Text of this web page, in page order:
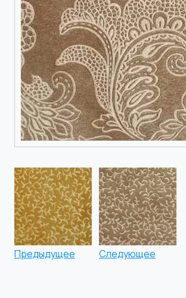
Предыдущее Следующее